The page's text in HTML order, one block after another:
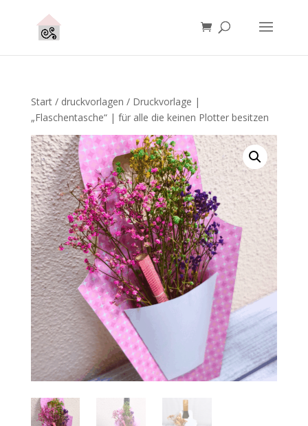
Start/ druckvorlagen / Druckvorlage |
„Flaschentasche“ | für alle die keinen Plotter besitzen